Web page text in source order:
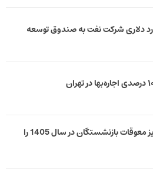
زمان دقیق واریز معوقات بازنشستگان در سال 1405 را